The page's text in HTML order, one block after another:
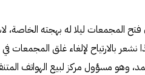
المجمعات ليلا له بهجته الخاصة،
بالارتياح لإلغاء غلق المجمعات في
وهو مسؤول مركز لبيع الهواتف